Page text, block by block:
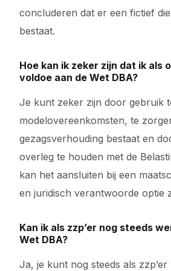
concluderen dat er een fictief
bestaat.
Hoe kan ik zeker zijn dat ik als
voldoe aan de Wet DBA?
Je kunt zeker zijn door gebruik
modelovereenkomsten, te
gezagsverhouding bestaat en
overleg te houden met de
kan het aansluiten bij een
en juridisch verantwoorde optie
Kan ik als zzp’er nog steeds
Wet DBA?
Ja, je kunt nog steeds als